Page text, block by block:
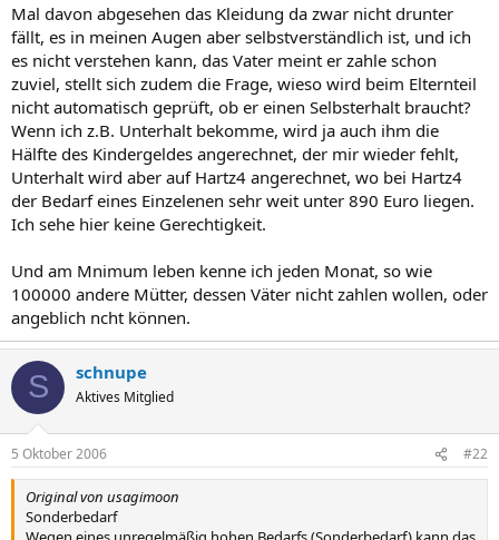
Mal davon abgesehen das Kleidung da zwar nicht drunter
fällt, es in meinen Augen aber selbstverständlich ist, und ich
es nicht verstehen kann, das Vater meint er zahle schon
zuviel, stellt sich zudem die Frage, wieso wird beim Elternteil
nicht automatisch geprüft, ob er einen Selbsterhalt braucht?
Wenn ich z.B. Unterhalt bekomme, wird ja auch ihm die
Hälfte des Kindergeldes angerechnet, der mir wieder fehlt,
Unterhalt wird aber auf Hartz4 angerechnet, wo bei Hartz4
der Bedarf eines Einzelenen sehr weit unter 890 Euro liegen.
Ich sehe hier keine Gerechtigkeit.
Und am Mnimum leben kenne ich jeden Monat, so wie
100000 andere Mütter, dessen Väter nicht zahlen wollen, oder
angeblich ncht können.
S schnupe
Aktives Mitglied
5 Oktober 2006 #22
Original von usagimoon
Sonderbedarf